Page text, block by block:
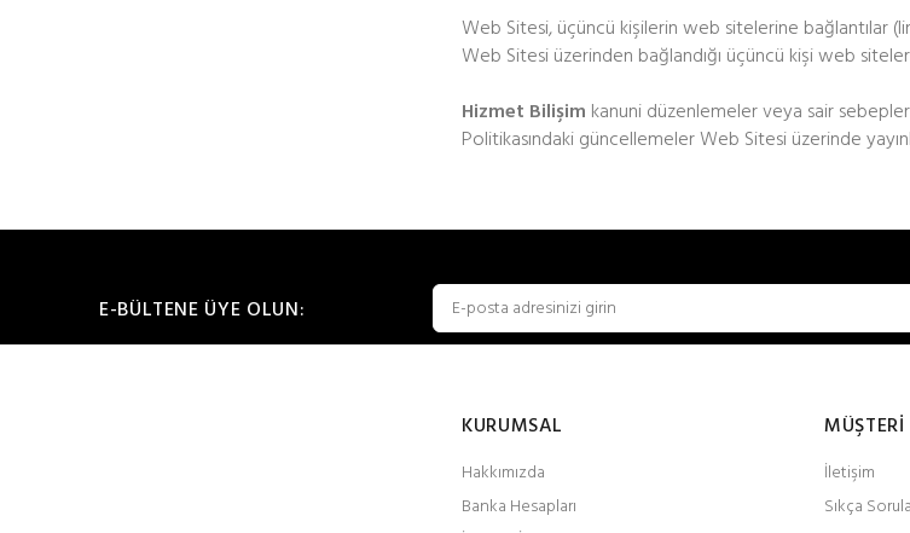
Web Sitesi, üçüncü kişilerin web sitelerine bağlantılar
Web Sitesi üzerinden bağlandığı üçüncü kişi web
Hizmet Bilişim kanuni düzenlemeler veya sair sebepler
Politikasındaki güncellemeler Web Sitesi üzerinde
E-BÜLTENE ÜYE OLUN:
KURUMSAL
Hakkımızda
Banka Hesapları
İletişim
Sıkça